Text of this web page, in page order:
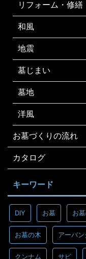
リフォーム・修繕
和風
地震
墓じまい
墓地
洋風
お墓づくりの流れ
カタログ
キーワード
DIY お墓 お
お墓の木 アーバ
クンナム サビ